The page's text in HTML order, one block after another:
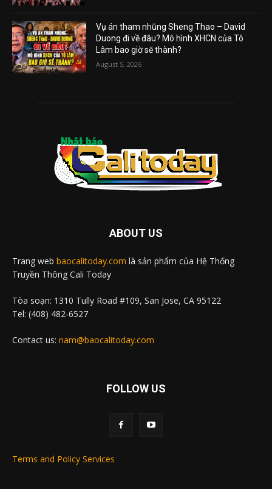
Vụ án tham nhũng Sheng Thao – David
Duong đi về đâu? Mô hình XHCN của Tô
Lâm bao giờ sẽ thành?
August 5, 2026
ABOUT US
Trang web baocalitoday.com là sản phẩm của Hệ Thống
Truyền Thông Cali Today
Tòa soạn: 1310 Tully Road #109, San Jose, CA 95122
Tel: (408) 482-6527
Contact us: nam@baocalitoday.com
FOLLOW US
Terms and Policy Services